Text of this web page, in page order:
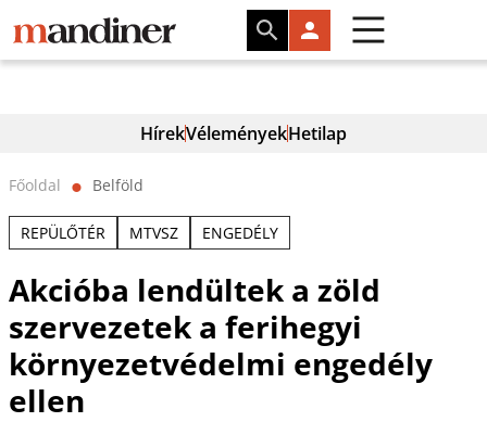
HírekVéleményekHetilap
Főoldal ⬤ Belföld
REPÜLŐTÉR MTVSZ ENGEDÉLY
Akcióba lendültek a zöld
szervezetek a ferihegyi
környezetvédelmi engedély
ellen